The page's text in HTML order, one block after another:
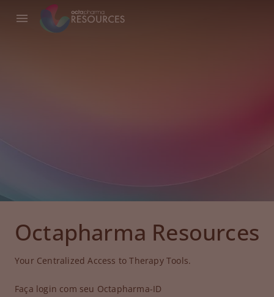
Octapharma Resources
Your Centralized Access to Therapy Tools.
Faça login com seu Octapharma-ID